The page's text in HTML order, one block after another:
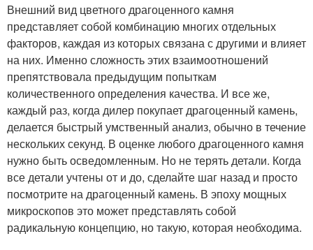
Внешний вид цветного драгоценного камня
представляет собой комбинацию многих отдельных
факторов, каждая из которых связана с другими и влияет
на них. Именно сложность этих взаимоотношений
препятствовала предыдущим попыткам
количественного определения качества. И все же,
каждый раз, когда дилер покупает драгоценный камень,
делается быстрый умственный анализ, обычно в течение
нескольких секунд. В оценке любого драгоценного камня
нужно быть осведомленным. Но не терять детали. Когда
все детали учтены от и до, сделайте шаг назад и просто
посмотрите на драгоценный камень. В эпоху мощных
микроскопов это может представлять собой
радикальную концепцию, но такую, которая необходима.